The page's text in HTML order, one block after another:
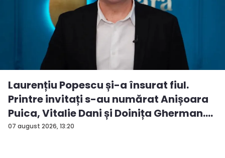
07 august 2026, 13:20
Laurențiu Popescu și-a însurat fiul.
Printre invitați s-au numărat Anișoara
Puica, Vitalie Dani și Doinița Gherman.
P...